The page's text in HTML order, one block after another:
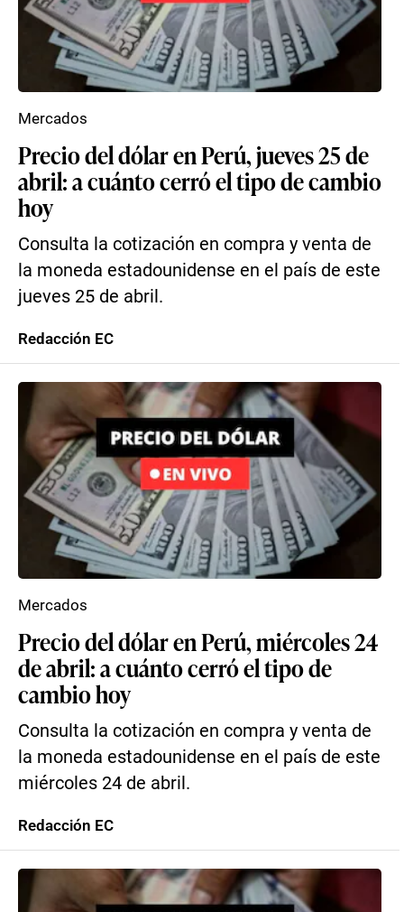
Precio del dólar en Perú, jueves 25 de
abril: a cuánto cerró el tipo de cambio
hoy
Consulta la cotización en compra y venta de
la moneda estadounidense en el país de este
jueves 25 de abril.
Mercados
Redacción EC
Precio del dólar en Perú, miércoles 24
de abril: a cuánto cerró el tipo de
cambio hoy
Consulta la cotización en compra y venta de
la moneda estadounidense en el país de este
miércoles 24 de abril.
Mercados
Redacción EC